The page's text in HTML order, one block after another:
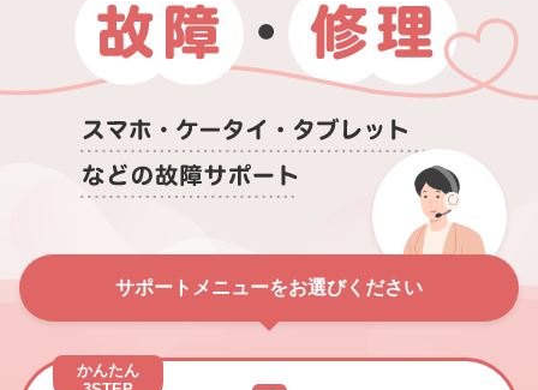
サポートメニューをお選びください
かんたん